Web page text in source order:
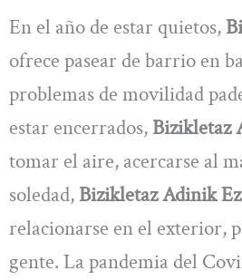
En el año de estar quietos,
ofrece pasear de barrio en
problemas de movilidad
estar encerrados, Bizikletaz
tomar el aire, acercarse al
soledad, Bizikletaz Adinik Ez
relacionarse en el exterior,
gente. La pandemia del